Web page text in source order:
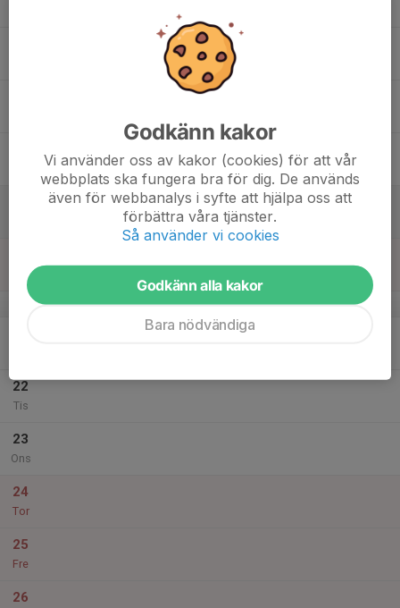
Sön
v.52
22
Tis
23
Ons
24
Tor
25
Fre
26
Godkänn kakor
Vi använder oss av kakor (cookies) för att vår
webbplats ska fungera bra för dig. De används
även för webbanalys i syfte att hjälpa oss att
förbättra våra tjänster.
Så använder vi cookies
Godkänn alla kakor
Bara nödvändiga